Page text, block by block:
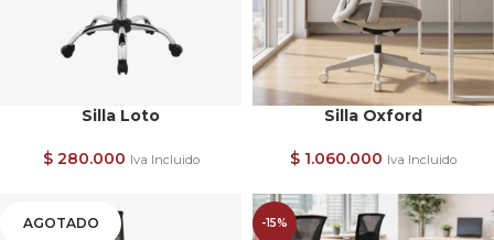
Silla Loto
$280.000 Iva Incluido
Silla Oxford
$ 1.060.000 Iva Incluido
AGOTADO -15%